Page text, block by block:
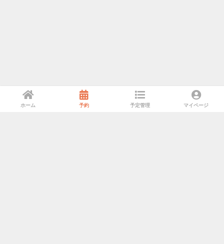
ホーム 予約 予定管理 マイページ